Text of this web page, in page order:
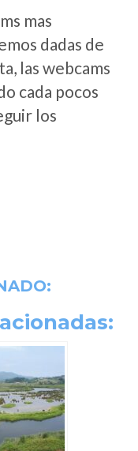
mas
dadas de
las webcams
cada pocos
los